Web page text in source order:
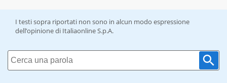
I testi sopra riportati non sono in alcun modo espressione
dell’opinione di Italiaonline S.p.A.